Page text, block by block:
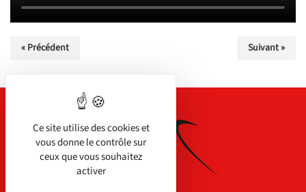
« Précédent Suivant »
Ce site utilise des cookies et
vous donne le contrôle sur
ceux que vous souhaitez
activer